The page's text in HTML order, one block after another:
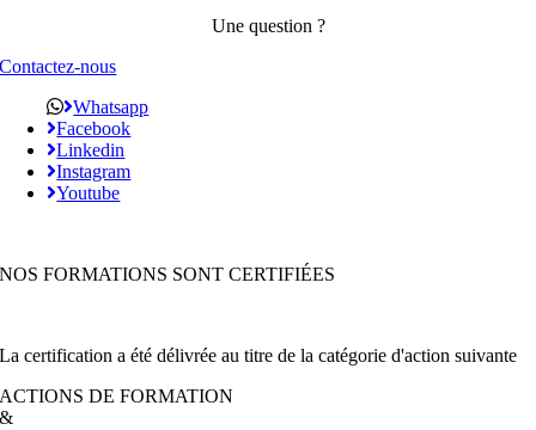
Une question ?
Contactez-nous
Whatsapp
Facebook
Linkedin
Instagram
Youtube
NOS FORMATIONS SONT CERTIFIÉES
La certification a été délivrée au titre de la catégorie d'action suivante
ACTIONS DE FORMATION
&